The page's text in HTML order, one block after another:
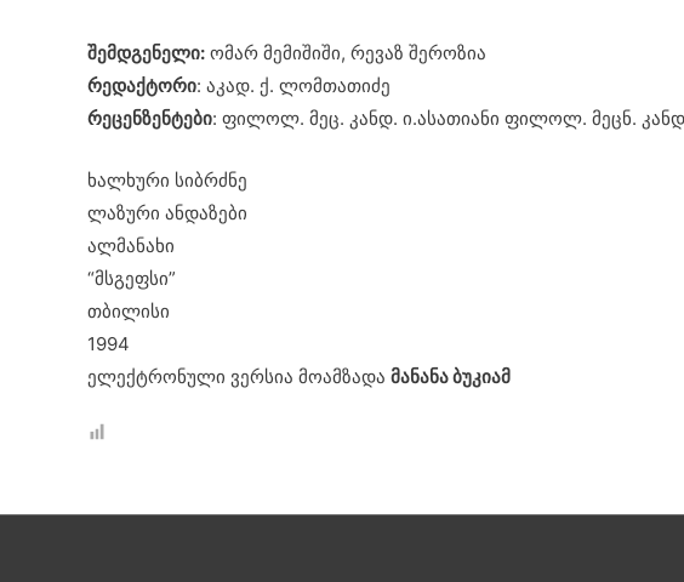
შემდგენელი: ომარ მემიშიში, რევაზ შეროზია
რედაქტორი: აკად. ქ. ლომთათიძე
რეცენზენტები: ფილოლ. მეც. კანდ. ი.ასათიანი ფილოლ. მეცნ.
ხალხური სიბრძნე
ლაზური ანდაზები
ალმანახი
“მსგეფსი”
თბილისი
1994
ელექტრონული ვერსია მოამზადა მანანა ბუკიამ